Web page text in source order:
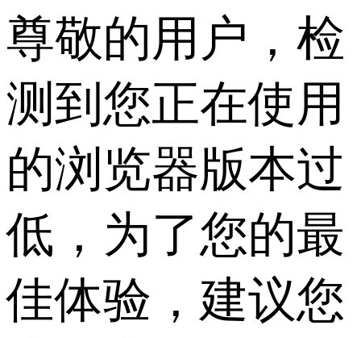
尊敬的用户，检
测到您正在使用
的浏览器版本过
低，为了您的最
佳体验，建议您